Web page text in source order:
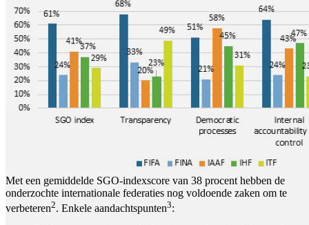
Met een gemiddelde SGO-indexscore van 38 procent hebben de
onderzochte internationale federaties nog voldoende zaken om te
verbeteren2. Enkele aandachtspunten3: